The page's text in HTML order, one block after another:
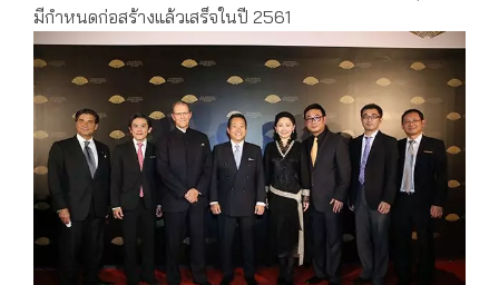
มีกำหนดก่อสร้างแล้วเสร็จในปี 2561